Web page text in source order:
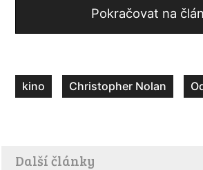
Pokračovat na
kino Christopher Nolan
Další články